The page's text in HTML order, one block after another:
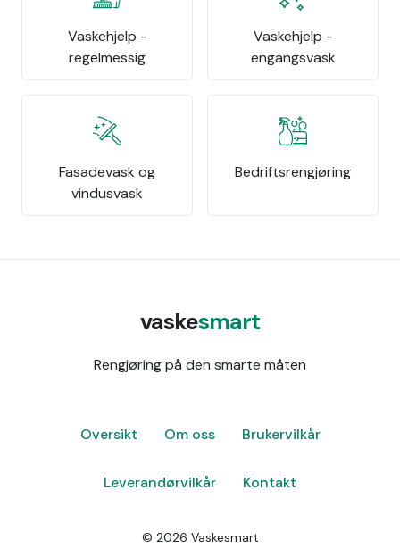
Vaskehjelp -
regelmessig
Vaskehjelp -
engangsvask
Fasadevask og
vindusvask
Bedriftsrengjøring
vaskesmart
Rengjøring på den smarte måten
Oversikt Om oss Brukervilkår
Leverandørvilkår Kontakt
© 2026 Vaskesmart